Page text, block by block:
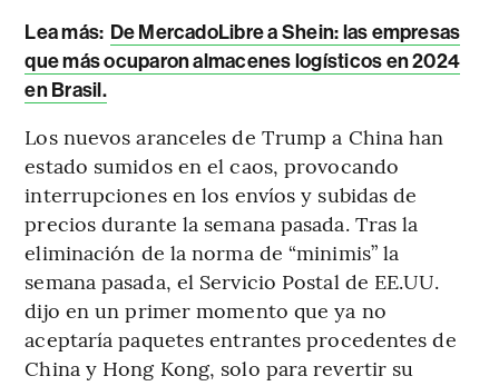
Lea más: De MercadoLibre a Shein: las empresas
que más ocuparon almacenes logísticos en 2024
en Brasil.
Los nuevos aranceles de Trump a China han
estado sumidos en el caos, provocando
interrupciones en los envíos y subidas de
precios durante la semana pasada. Tras la
eliminación de la norma de “minimis” la
semana pasada, el Servicio Postal de EE.UU.
dijo en un primer momento que ya no
aceptaría paquetes entrantes procedentes de
China y Hong Kong, solo para revertir su